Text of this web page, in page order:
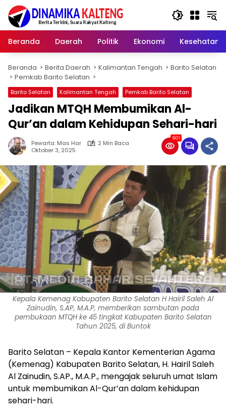
Langsung
konten
Beranda
Daerah Politik Ekonomi Kesehatan
Beranda Berita Daerah Kalimantan Tengah
Barito Selatan
Pemkab Barito Selatan
Barito Selatan Kalimantan Tengah Pemkab Barito Selatan
Jadikan MTQH Membumikan Al-
Qur’an dalam Kehidupan Sehari-hari
Pewarta: Mas Har
2 Min Baca
Oktober 3, 2025
901
Kepala Kemenag Kabupaten Barito Selatan H Hairil Saleh Al
Zainudin, S.AP, M.A.P, memberikan sambutan pada
pembukaan MTQH ke 45 tingkat Kabupaten Barito Selatan
Tahun 2025, di Buntok
Barito Selatan – Kepala Kantor Kementerian Agama
(Kemenag) Kabupaten Barito Selatan, H. Hairil Saleh
Al Zainudin, S.AP., M.A.P., mengajak seluruh umat Islam
untuk membumikan Al-Qur’an dalam kehidupan
sehari-hari.